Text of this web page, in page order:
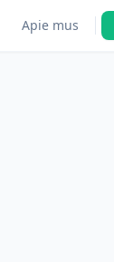
Apie mus